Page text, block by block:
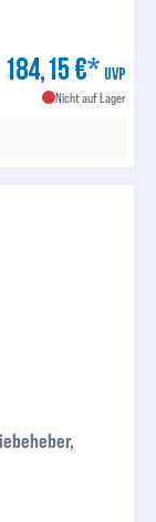
184,15 €* UVP
Nicht auf Lager